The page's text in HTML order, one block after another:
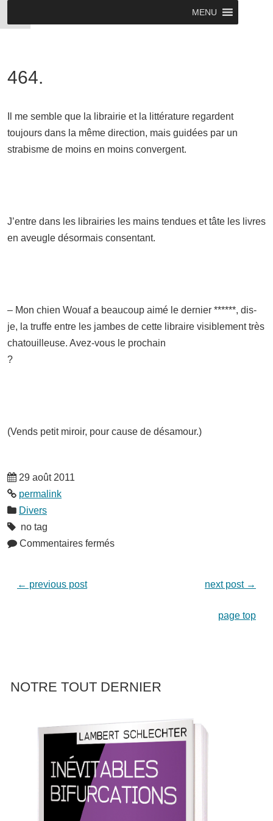
MENU
464.
Il me semble que la librairie et la littérature regardent
toujours dans la même direction, mais guidées par un
strabisme de moins en moins convergent.
J’entre dans les librairies les mains tendues et tâte les livres
en aveugle désormais consentant.
– Mon chien Wouaf a beaucoup aimé le dernier ******, dis-
je, la truffe entre les jambes de cette libraire visiblement très
chatouilleuse. Avez-vous le prochain
?
(Vends petit miroir, pour cause de désamour.)
29 août 2011
permalink
Divers
no tag
Commentaires fermés
← previous post next post →
page top
NOTRE TOUT DERNIER